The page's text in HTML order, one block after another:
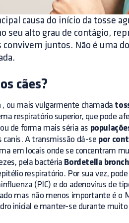
causa do início da tosse
seu alto grau de contágio,
juntos. Não é uma
cães?
, ou mais vulgarmente chamada
respiratório superior, que pode
de forma mais séria as
canis. A transmissão dá-se por
em locais onde se concentram
pela bactéria Bordetella
respiratório. Por sua vez,
(PIC) e do adenovírus de
mas não menos importante é o
inicial e manter-se durante